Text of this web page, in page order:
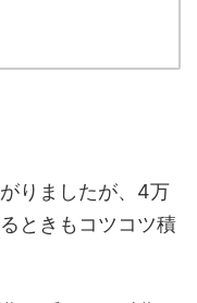
りましたが、4万
ときもコツコツ積